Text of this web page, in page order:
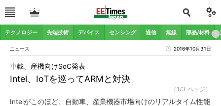
テクノロジー 先端技術 デバイス センシング 通信 無線 部品/材料
ニュース 2016年10月31日
Intel、IoTを巡ってARMと対決
車載、産機向けSoC発表
（1/3 ページ）
Intelがこのほど、自動車、産業機器市場向けのリアルタイム性能